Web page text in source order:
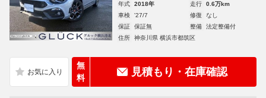
年式 2018年 走行
0.6万km
車検
'27/7 修復
なし
保証
保証無 整備
法定整備付
住所
神奈川県 横浜市都筑区
無
料
見積もり・在庫確認